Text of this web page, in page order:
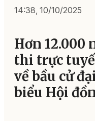
14:38, 10/10/2025
Hơn 12.000
thi trực
về bầu cử
biểu Hội